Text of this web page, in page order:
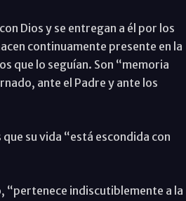
Dios y se entregan a él por los
continuamente presente en la
que lo seguían. Son “memoria
ante el Padre y ante los
su vida “está escondida con
“pertenece indiscutiblemente a la